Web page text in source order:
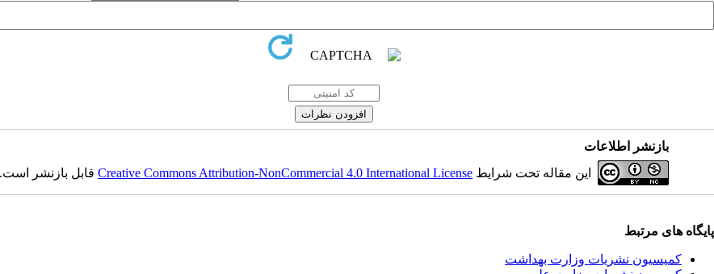
بازنشر اطلاعات
این مقاله تحت شرایط Creative Commons Attribution-NonCommercial 4.0 International Licenseقابل بازنشر است.
پایگاه های مرتبط
کمیسیون نشریات وزارت بهداشت